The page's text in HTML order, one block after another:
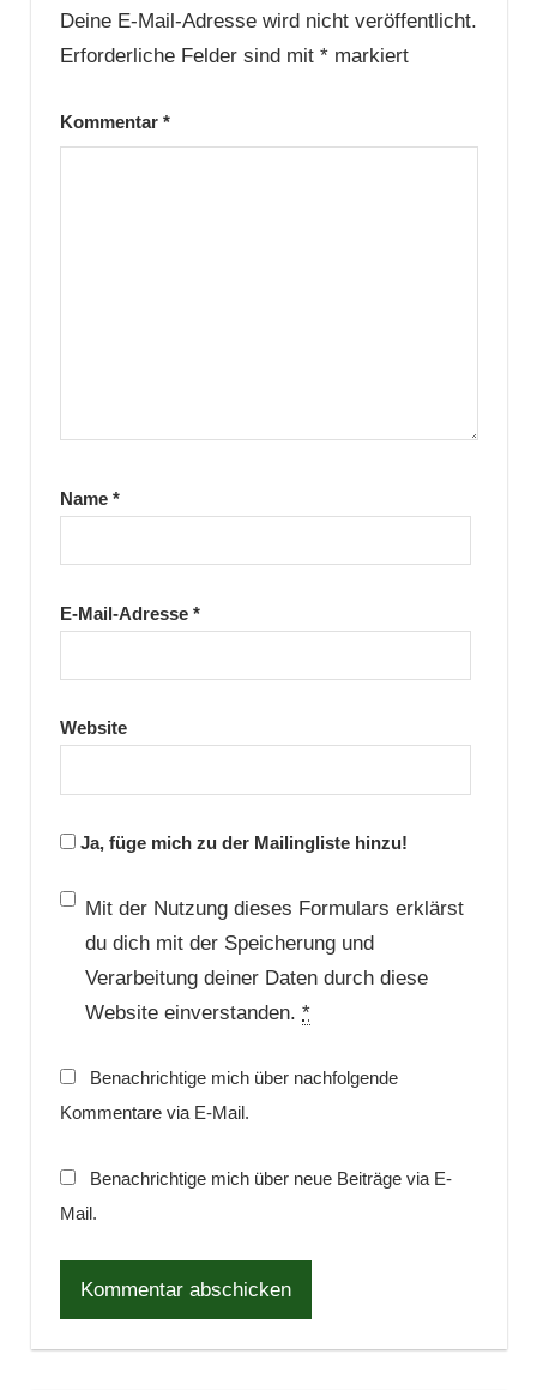
Deine E-Mail-Adresse wird nicht veröffentlicht.
Erforderliche Felder sind mit *markiert
Kommentar *
Name *
E-Mail-Adresse *
Website
Ja, füge mich zu der Mailingliste hinzu!
Mit der Nutzung dieses Formulars erklärst
du dich mit der Speicherung und
Verarbeitung deiner Daten durch diese
Website einverstanden. *
Benachrichtige mich über nachfolgende
Kommentare via E-Mail.
Benachrichtige mich über neue Beiträge via E-
Mail.